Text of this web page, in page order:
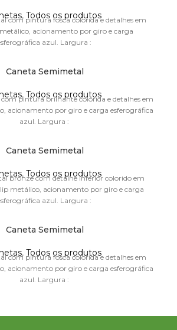
, Todos os produtos
com pintura fosca colorida e detalhes em
acionamento por giro e carga
azul. Largura :
Caneta Semimetal
,Todos os produtos
pintura brilhante colorida e detalhes em
acionamento por giro e carga esferográfica
azul. Largura :
Caneta Semimetal
, Todos os produtos
bronze com detalhe inferior colorido em
metálico, acionamento por giro e carga
azul. Largura :
Caneta Semimetal
, Todos os produtos
com pintura fosca colorida e detalhes em
acionamento por giro e carga esferográfica
azul. Largura :